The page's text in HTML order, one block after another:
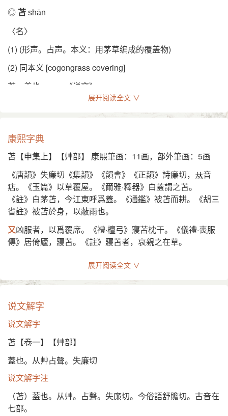
◎ 苫 shān
〈名〉
(1) (形声。占声。本义：用茅草编成的覆盖物)
(2) 同本义 [cogongrass covering]
苫，盖也。——《说文》
白盖谓之苫。——《尔雅》。注：“白茅苫。今江东呼为
盖。”李注：“编菅茅以盖屋者曰苫。”
寝苫。——《仪礼·既夕礼》
乃祖吾离被苫盖。——《左传·襄公十四年》
(3) 又如：草苫子；苫宇(草庐)；苫茨(茅草盖的屋顶)；苫盖
(茅草编的覆盖物。亦特指草衣、茅屋)；苫蓑(茅草所编用以
遮雨的覆盖物)；苫褐(草衣)
(4) 古代居丧时，孝子睡的草垫子 [straw mat]
寝苫枕草。——《左传·襄公十七年》
死后，儿子要睡草荐，枕土块)；苫次(指居亲丧。即在苫、
丧)；苫庐(古代在亲丧中所居之室)；苫壤(苫席与土块。指
居亲丧中)
(6) 另见
基本词义
◎苫 shàn
〈动〉
(1) 编茅盖屋 [thatch with straw mat，tarpaulin，etc.]
刈茅苫鹿屋，插棘护鸡栖。——宋· 陆游《幽居岁莫》
展开阅读全文 ∨
康熙字典
苫【申集上】【艸部】 康熙筆画：11画，部外筆画：5画
《唐韻》失廉切《集韻》《韻會》《正韻》詩廉切，
音
痁。《玉篇》以草覆屋。《爾雅·釋器》白蓋謂之苫。
《註》白茅苫，今江東呼爲蓋。《通鑑》被苫而耕。《胡三
省註》被苫於身，以蔽雨也。
又凶服者，以爲覆席。《禮·檀弓》寢苫枕干。《儀禮·喪服
傳》居倚廬，寢苫。《註》寢苫者，哀親之在草。
姓。《通志·氏族略》魯大夫苫夷之後也。
又廉苫。《晉書·索靖傳草書狀》窈窕廉苫，隨體散布。
字从艸作。
展开阅读全文 ∨
说文解字
说文解字
苫【卷一】【艸部】
蓋也。从艸占聲。失廉切
说文解字注
（苫）葢也。从艸。占聲。失廉切。今俗語舒贍切。古音在
七部。